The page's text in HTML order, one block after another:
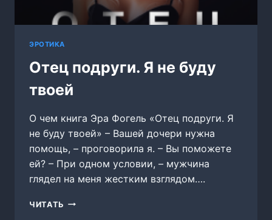
ЭРОТИКА
Отец подруги. Я не буду
твоей
О чем книга Эра Фогель «Отец подруги. Я
не буду твоей» – Вашей дочери нужна
помощь, – проговорила я. – Вы поможете
ей? – При одном условии, – мужчина
глядел на меня жестким взглядом….
ЧИТАТЬ ОТЕЦ